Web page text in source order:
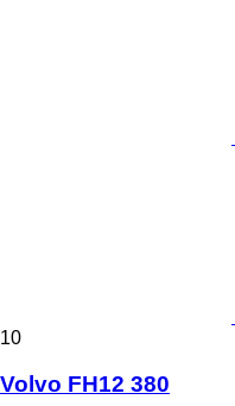
10
Volvo FH12 380